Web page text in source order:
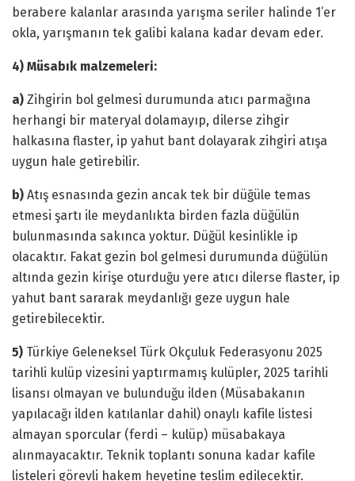
berabere kalanlar arasında yarışma seriler halinde 1’er
okla, yarışmanın tek galibi kalana kadar devam eder.
4) Müsabık malzemeleri:
a) Zihgirin bol gelmesi durumunda atıcı parmağına
herhangi bir materyal dolamayıp, dilerse zihgir
halkasına flaster, ip yahut bant dolayarak zihgiri atışa
uygun hale getirebilir.
b) Atış esnasında gezin ancak tek bir düğüle temas
etmesi şartı ile meydanlıkta birden fazla düğülün
bulunmasında sakınca yoktur. Düğül kesinlikle ip
olacaktır. Fakat gezin bol gelmesi durumunda düğülün
altında gezin kirişe oturduğu yere atıcı dilerse flaster, ip
yahut bant sararak meydanlığı geze uygun hale
getirebilecektir.
5) Türkiye Geleneksel Türk Okçuluk Federasyonu 2025
tarihli kulüp vizesini yaptırmamış kulüpler, 2025 tarihli
lisansı olmayan ve bulunduğu ilden (Müsabakanın
yapılacağı ilden katılanlar dahil) onaylı kafile listesi
almayan sporcular (ferdi – kulüp) müsabakaya
alınmayacaktır. Teknik toplantı sonuna kadar kafile
listeleri görevli hakem heyetine teslim edilecektir.